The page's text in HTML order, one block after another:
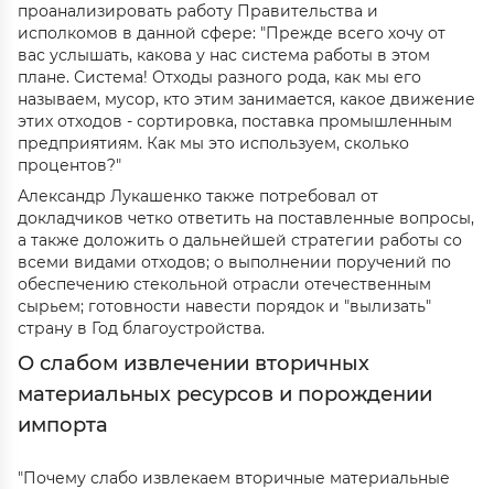
проанализировать работу Правительства и
исполкомов в данной сфере: "Прежде всего хочу от
вас услышать, какова у нас система работы в этом
плане. Система! Отходы разного рода, как мы его
называем, мусор, кто этим занимается, какое движение
этих отходов - сортировка, поставка промышленным
предприятиям. Как мы это используем, сколько
процентов?"
Александр Лукашенко также потребовал от
докладчиков четко ответить на поставленные вопросы,
а также доложить о дальнейшей стратегии работы со
всеми видами отходов; о выполнении поручений по
обеспечению стекольной отрасли отечественным
сырьем; готовности навести порядок и "вылизать"
страну в Год благоустройства.
О слабом извлечении вторичных
материальных ресурсов и порождении
импорта
"Почему слабо извлекаем вторичные материальные